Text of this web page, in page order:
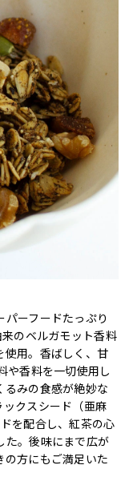
ーフードたっぷり
のベルガモット香料
使用。香ばしく、甘
や香料を一切使用し
るみの食感が絶妙な
クスシード（亜麻
を配合し、紅茶の心
た。後味にまで広が
の方にもご満足いた